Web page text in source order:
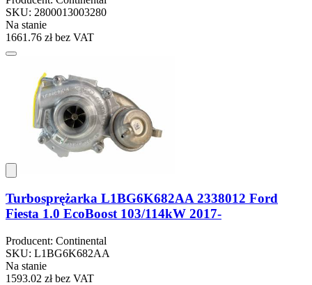
SKU: 2800013003280
Na stanie
1661.76 złbez VAT
Turbosprężarka L1BG6K682AA 2338012 Ford
Fiesta 1.0 EcoBoost 103/114kW 2017-
Producent: Continental
SKU: L1BG6K682AA
Na stanie
1593.02 złbez VAT